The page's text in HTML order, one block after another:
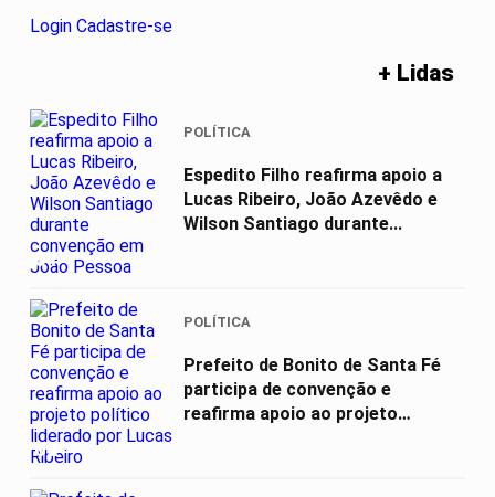
Login Cadastre-se
+ Lidas
01
POLÍTICA
Espedito Filho reafirma apoio a
Lucas Ribeiro, João Azevêdo e
Wilson Santiago durante...
02
POLÍTICA
Prefeito de Bonito de Santa Fé
participa de convenção e
reafirma apoio ao projeto